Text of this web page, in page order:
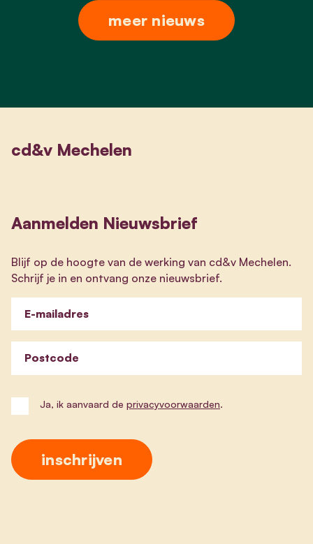
meer nieuws
cd&v Mechelen
Aanmelden Nieuwsbrief
Blijf op de hoogte van de werking van cd&v Mechelen.
Schrijf je in en ontvang onze nieuwsbrief.
E-mailadres
Postcode
Ja, ik aanvaard de privacyvoorwaarden.